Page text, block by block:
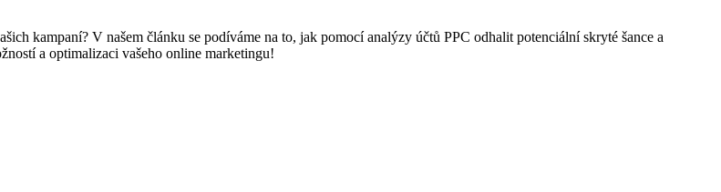
kampaní? V našem článku se podíváme na to, jak pomocí analýzy účtů PPC odhalit potenciální skryté šance a
a optimalizaci vašeho online marketingu!